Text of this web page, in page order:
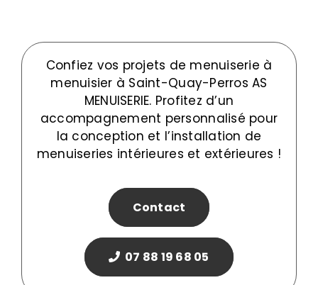
Confiez vos projets de menuiserie à
menuisier à Saint-Quay-Perros AS
MENUISERIE. Profitez d’un
accompagnement personnalisé pour
la conception et l’installation de
menuiseries intérieures et extérieures !
Contact
07 88 19 68 05